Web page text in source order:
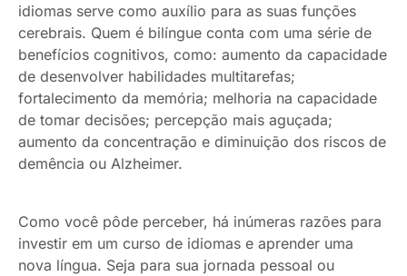
idiomas serve como auxílio para as suas funções
cerebrais. Quem é bilíngue conta com uma série de
benefícios cognitivos, como: aumento da capacidade
de desenvolver habilidades multitarefas;
fortalecimento da memória; melhoria na capacidade
de tomar decisões; percepção mais aguçada;
aumento da concentração e diminuição dos riscos de
demência ou Alzheimer.
Como você pôde perceber, há inúmeras razões para
investir em um curso de idiomas e aprender uma
nova língua. Seja para sua jornada pessoal ou